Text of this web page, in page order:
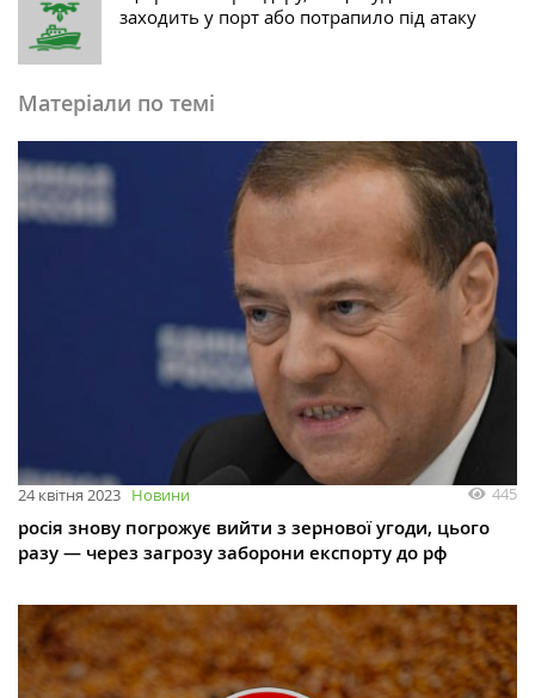
заходить у порт або потрапило під атаку
Матеріали по темі
24 квітня 2023 Новини 445
росія знову погрожує вийти з зернової угоди, цього
разу — через загрозу заборони експорту до рф